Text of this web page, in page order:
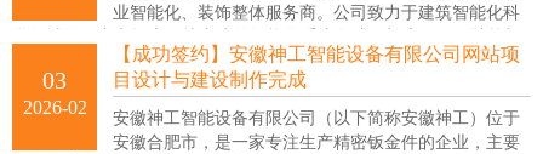
业智能化、装饰整体服务商。公司致力于建筑智能化科
系统集成、安防工程等相关系统的设计、施工和开发，倾力打造绿色
节能、高效低耗、安全稳定、高可用的新一代“绿色数据中心”和“高能
效的建筑智能化系统工程”。
03
2026-02
【成功签约】安徽神工智能设备有限公司网站项
目设计与建设制作完成
安徽神工智能设备有限公司（以下简称安徽神工）位于
安徽合肥市，是一家专注生产精密钣金件的企业，主要